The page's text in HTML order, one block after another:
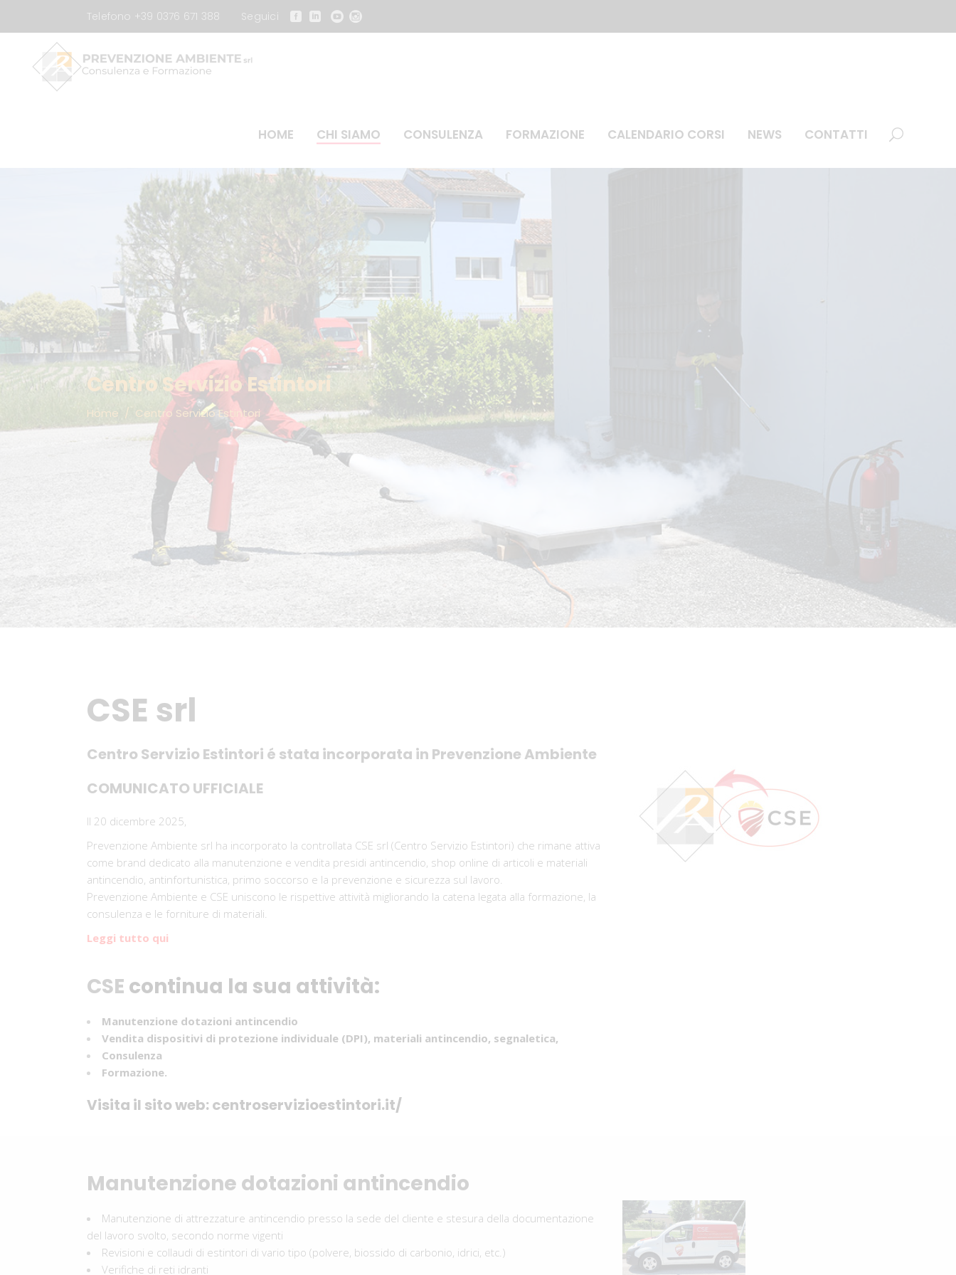
Telefono +39 0376 671 388 Seguici
HOME CHI SIAMO CONSULENZA FORMAZIONE
Addetti antincendio livello 1
Addetti antincendio livello 2
Addetti lavori elettrici
Addetti Primo Soccorso gruppo A
Addetti Primo Soccorso gruppo B-C
Base Generale lavoratori
Datori di Lavoro Modulo Comune
Datori di lavoro RSPP Modulo Comune
Datori Lavoro RSPP Modulo 3
Costruzioni
Lavoratori Rischio Alto
Lavoratori Rischio Medio
Lavoratori Rischio Basso
Lavoratori Rischio Ufficio
Lavori in quota e dpi anticaduta
Lavoratori in Spazi confinati
RLS Rappresentante lavoratori
Utilizzo diisocianati in sicurezza
Addetti uso carroponte
Carrelli elevatori muletti
Carrelli elevatori braccio telescopico
Carrelli elevatori muletti e telescopiche
Carrelli elevatori tre tipologie
Piattaforme elevabili PLE
Gru su autocarro
Addetti lavori elettrici
Antincendio livello 1
Attività in spazi confinati
Datori di Lavoro RSPP Modulo
Comune
Lavoratori Rischio Alto
Lavoratori Rischio Basso
Lavoratori Rischio Ufficio
Lavoratori Preposti sicurezza
Lavori in quota e DPI anticaduta
Primo soccorso aziende gruppo A
Primo soccorso aziende gruppo B-C
RLS aziende fino 50 lavoratori
Gru su autocarro
Piattaforme elevabili PLE
Addetti uso carroponte
CALENDARIO CORSI NEWS CONTATTI
Centro Servizio Estintori
Home / Centro Servizio Estintori
CSE srl
Centro Servizio Estintori é stata incorporata in Prevenzione Ambiente
COMUNICATO UFFICIALE
Il 20 dicembre 2025,
Prevenzione Ambiente srl ha incorporato la controllata CSE srl (Centro Servizio Estintori) che rimane attiva
come brand dedicato alla manutenzione e vendita presidi antincendio, shop online di articoli e materiali
antincendio, antinfortunistica, primo soccorso e la prevenzione e sicurezza sul lavoro.
Prevenzione Ambiente e CSE uniscono le rispettive attività migliorando la catena legata alla formazione, la
consulenza e le forniture di materiali.
Leggi tutto qui
CSE continua la sua attività:
Manutenzione dotazioni antincendio
Vendita dispositivi di protezione individuale (DPI), materiali antincendio, segnaletica,
Consulenza
Formazione.
Visita il sito web: centroservizioestintori.it/
Manutenzione dotazioni antincendio
Manutenzione di attrezzature antincendio presso la sede del cliente e stesura della documentazione
del lavoro svolto, secondo norme vigenti
Revisioni e collaudi di estintori di vario tipo (polvere, biossido di carbonio, idrici, etc.)
Verifiche di reti idranti